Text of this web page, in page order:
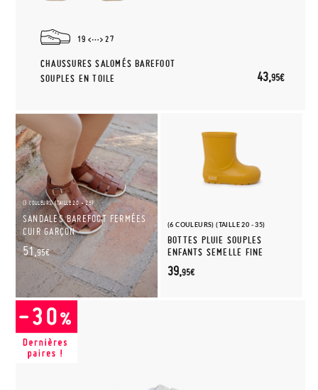
19 27
CHAUSSURES SALOMÉS BAREFOOT
SOUPLES EN TOILE
43,95€
(3 COULEURS) (TAILLE 20 - 26)
SANDALES BAREFOOT FERMÉES
CUIR GARÇON
51,95€
(6 COULEURS) (TAILLE 20 - 35)
BOTTES PLUIE SOUPLES
ENFANTS SEMELLE FINE
39,95€